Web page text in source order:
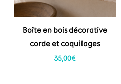
Boîte en bois décorative
corde et coquillages
35,00€